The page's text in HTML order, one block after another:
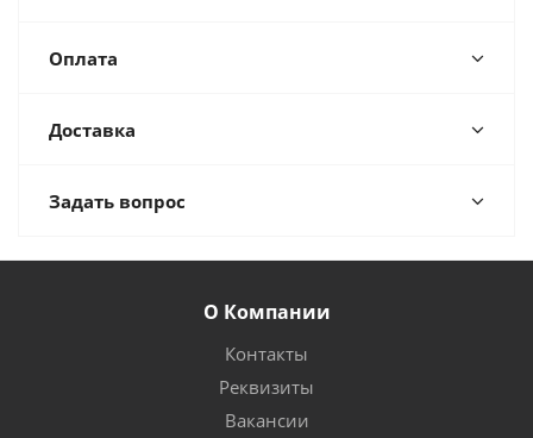
Оплата
Доставка
Задать вопрос
О Компании
Контакты
Реквизиты
Вакансии